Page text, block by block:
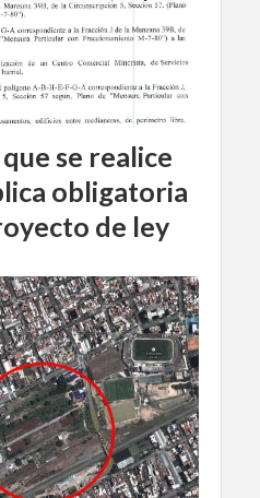
se realice
obligatoria
de ley